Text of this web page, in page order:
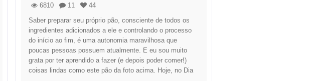
6810 11
44
Saber preparar seu próprio pão, consciente de todos os
ingredientes adicionados a ele e controlando o processo
do início ao fim, é uma autonomia maravilhosa que
poucas pessoas possuem atualmente. E eu sou muito
grata por ter aprendido a fazer (e depois poder comer!)
coisas lindas como este pão da foto acima. Hoje, no Dia